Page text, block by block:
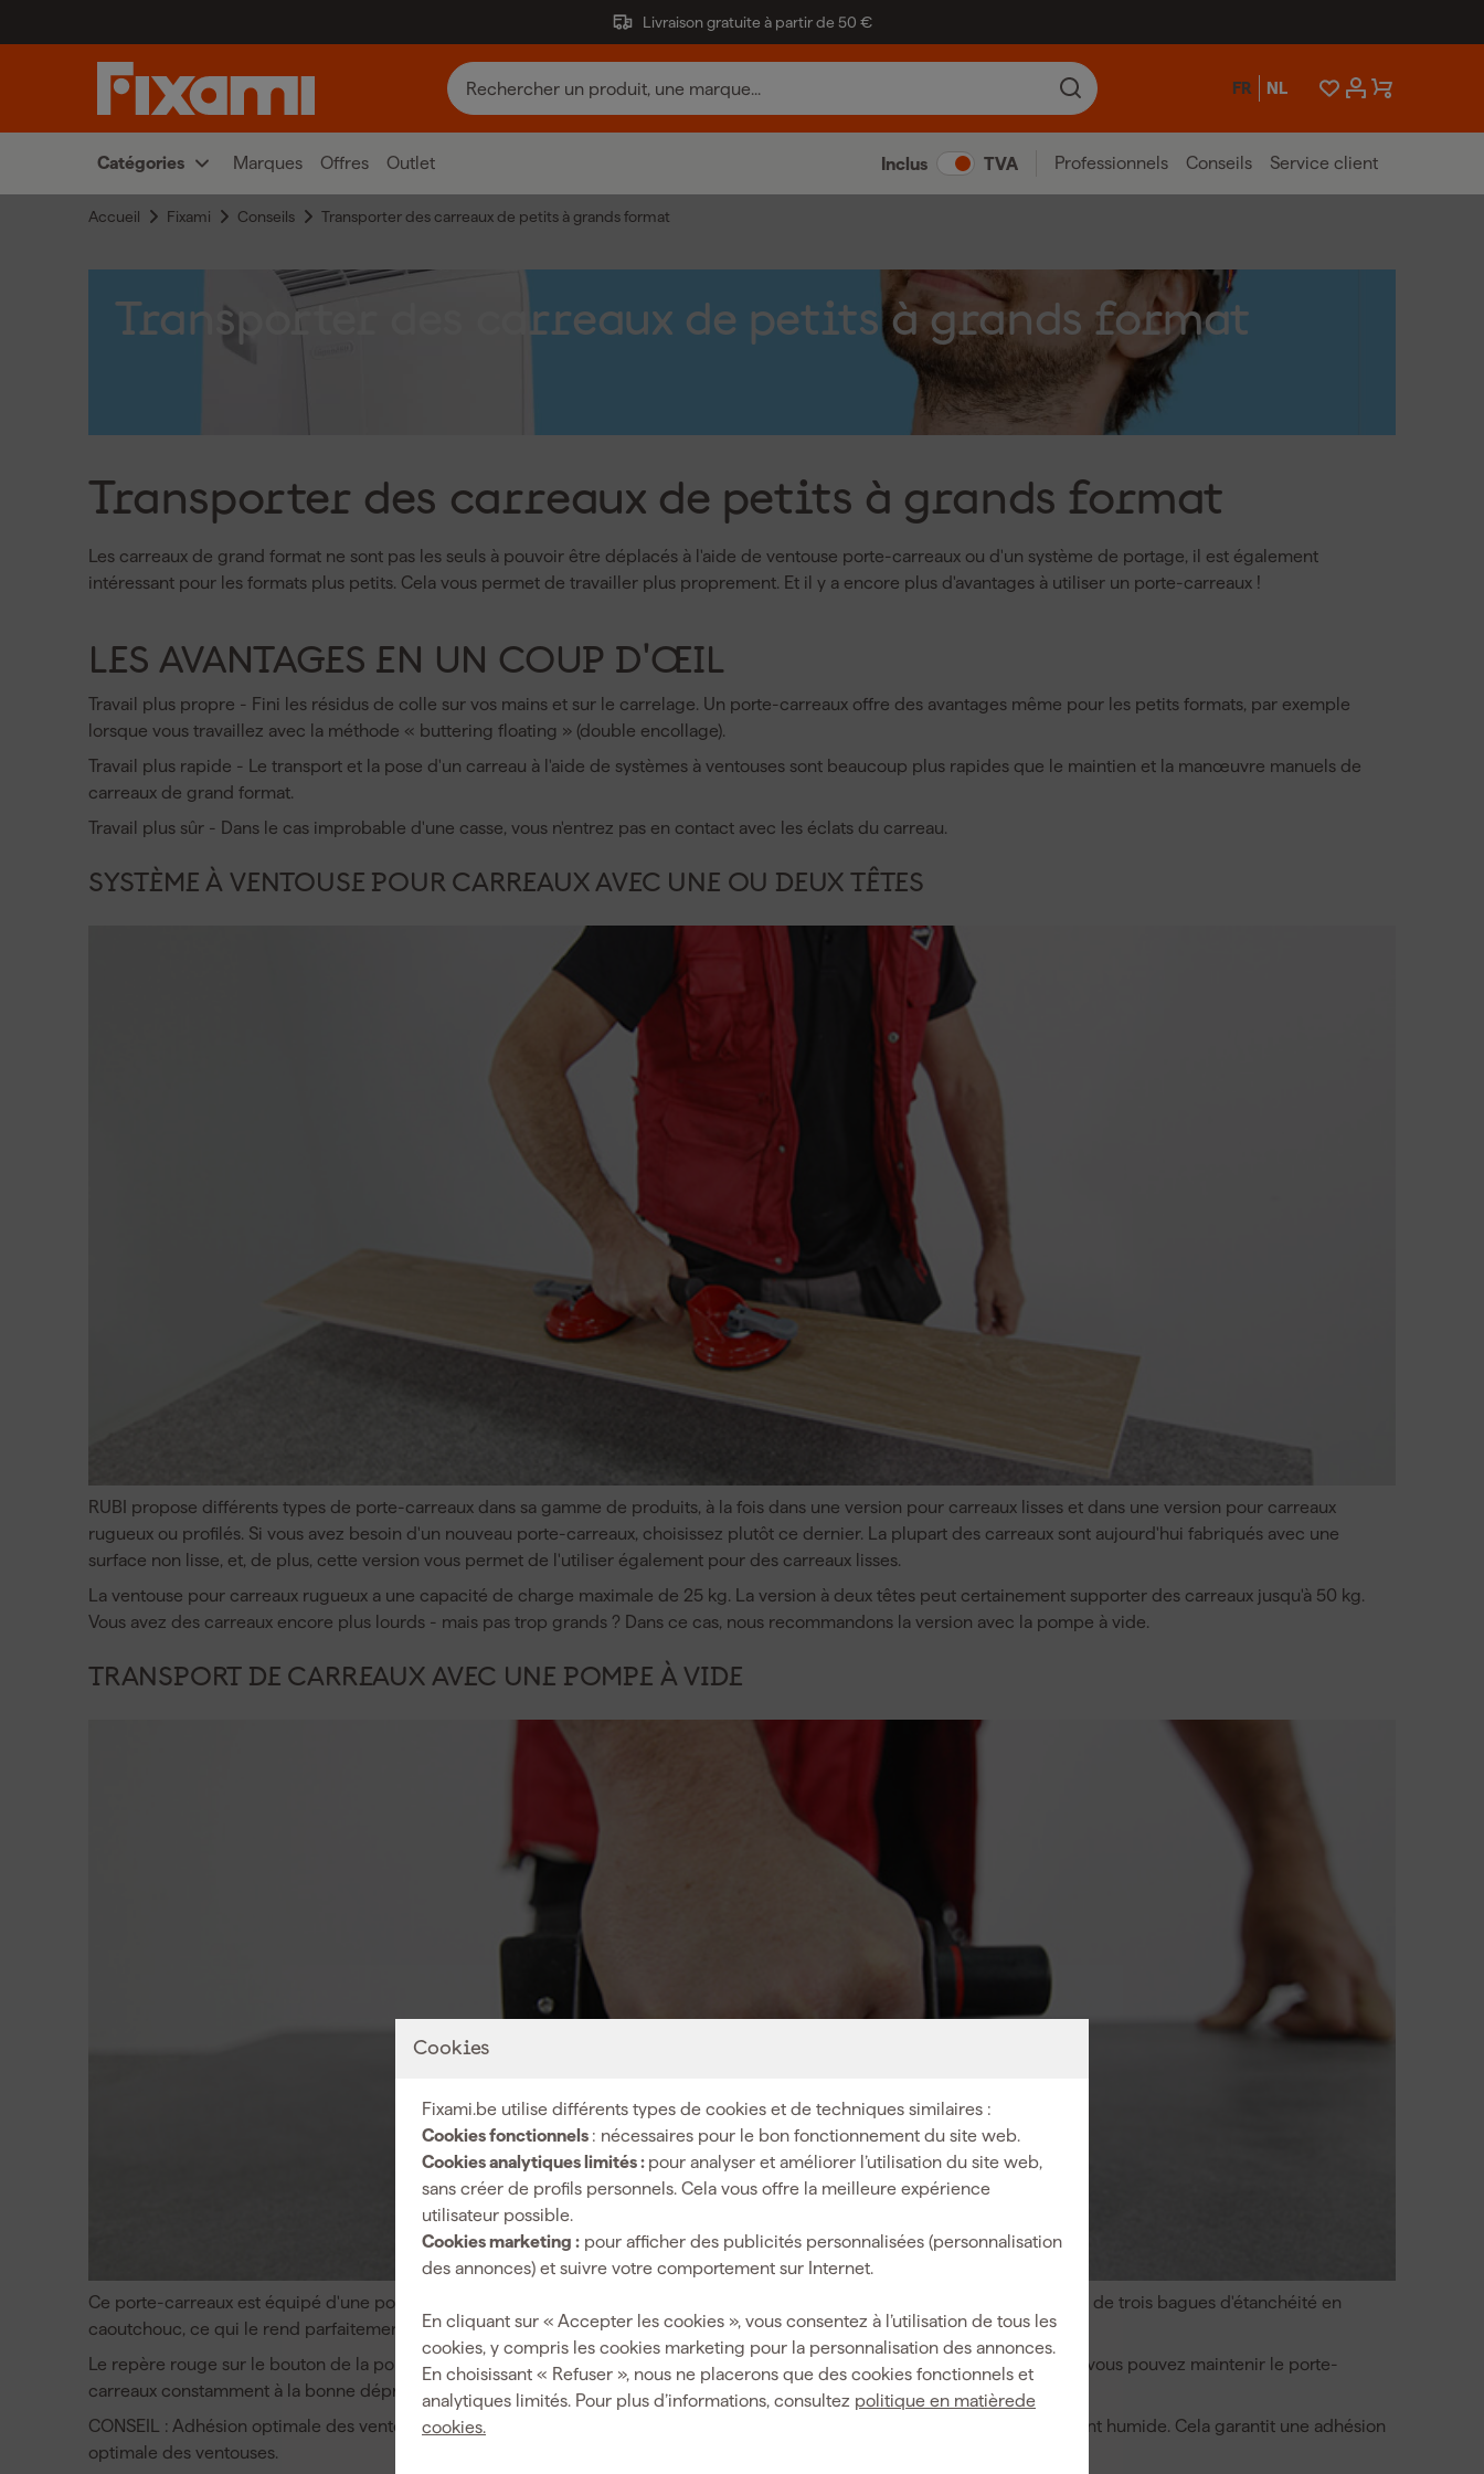
Livraison gratuite à partir de 50 €
FR NL
Catégories Marques Offres Outlet Inclus TVA Professionnels Conseils Service client
Accueil Fixami Conseils Transporter des carreaux de petits à grands format
Cookies
Fixami.be utilise différents types de cookies et de techniques similaires :
Cookies fonctionnels : nécessaires pour le bon fonctionnement du site web.
Cookies analytiques limités : pour analyser et améliorer l’utilisation du site web,
sans créer de profils personnels. Cela vous offre la meilleure expérience
utilisateur possible.
Cookies marketing : pour afficher des publicités personnalisées (personnalisation
des annonces) et suivre votre comportement sur Internet.
En cliquant sur « Accepter les cookies », vous consentez à l’utilisation de tous les
cookies, y compris les cookies marketing pour la personnalisation des annonces.
En choisissant « Refuser », nous ne placerons que des cookies fonctionnels et
analytiques limités. Pour plus d’informations, consultez politique en matièrede
cookies.
Transporter des carreaux de petits à grands format
Transporter des carreaux de petits à grands format
Les carreaux de grand format ne sont pas les seuls à pouvoir être déplacés à l'aide de ventouse porte-carreaux ou d'un système de portage, il est également
intéressant pour les formats plus petits. Cela vous permet de travailler plus proprement. Et il y a encore plus d'avantages à utiliser un porte-carreaux !
LES AVANTAGES EN UN COUP D'ŒIL
Travail plus propre - Fini les résidus de colle sur vos mains et sur le carrelage. Un porte-carreaux offre des avantages même pour les petits formats, par exemple
lorsque vous travaillez avec la méthode « buttering floating » (double encollage).
Travail plus rapide - Le transport et la pose d'un carreau à l'aide de systèmes à ventouses sont beaucoup plus rapides que le maintien et la manœuvre manuels de
carreaux de grand format.
Travail plus sûr - Dans le cas improbable d'une casse, vous n'entrez pas en contact avec les éclats du carreau.
SYSTÈME À VENTOUSE POUR CARREAUX AVEC UNE OU DEUX TÊTES
RUBI propose différents types de porte-carreaux dans sa gamme de produits, à la fois dans une version pour carreaux lisses et dans une version pour carreaux
rugueux ou profilés. Si vous avez besoin d'un nouveau porte-carreaux, choisissez plutôt ce dernier. La plupart des carreaux sont aujourd'hui fabriqués avec une
surface non lisse, et, de plus, cette version vous permet de l'utiliser également pour des carreaux lisses.
La ventouse pour carreaux rugueux a une capacité de charge maximale de 25 kg. La version à deux têtes peut certainement supporter des carreaux jusqu'à 50 kg.
Vous avez des carreaux encore plus lourds - mais pas trop grands ? Dans ce cas, nous recommandons la version avec la pompe à vide.
TRANSPORT DE CARREAUX AVEC UNE POMPE À VIDE
Ce porte-carreaux est équipé d'une pompe qui aspire l'air sous la ventouse en caoutchouc. En outre, le porte-carreaux est doté de trois bagues d'étanchéité en
caoutchouc, ce qui le rend parfaitement adapté aux carreaux profilés.
Le repère rouge sur le bouton de la pompe à vide indique quand un pompage supplémentaire est nécessaire. De cette façon, vous pouvez maintenir le porte-
carreaux constamment à la bonne dépression. La capacité de charge maximale est de 110 kg.
CONSEIL : Adhésion optimale des ventouses pour carrelage Dépoussiérez le carreau en le nettoyant avec un chiffon légèrement humide. Cela garantit une adhésion
optimale des ventouses.